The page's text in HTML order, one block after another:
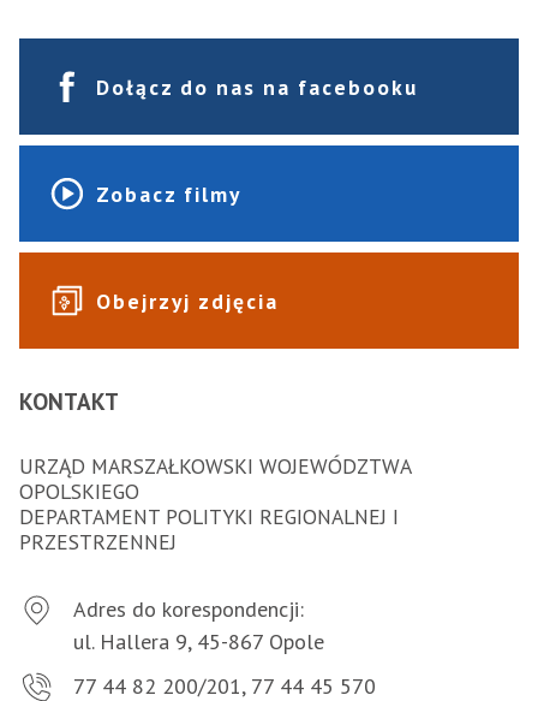
Dołącz do nas na facebooku
Zobacz filmy
Obejrzyj zdjęcia
KONTAKT
URZĄD MARSZAŁKOWSKI WOJEWÓDZTWA
OPOLSKIEGO
DEPARTAMENT POLITYKI REGIONALNEJ I
PRZESTRZENNEJ
Adres do korespondencji:
ul. Hallera 9, 45-867 Opole
77 44 82 200/201, 77 44 45 570